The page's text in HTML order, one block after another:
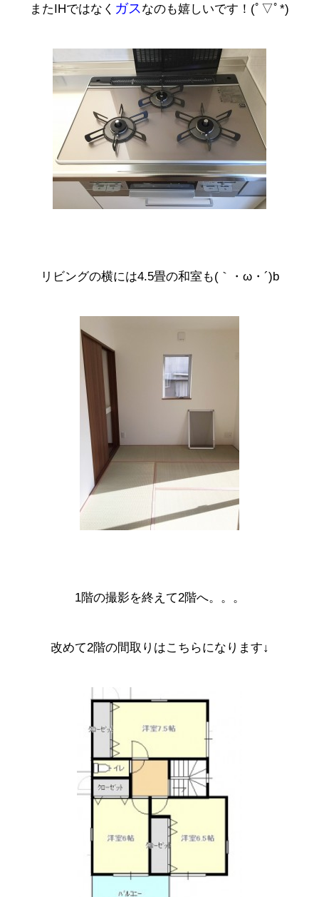
またIHではなく ガス なのも嬉しいです！(ﾟ▽ﾟ*)
リビングの横には4.5畳の和室も(｀・ω・´)b
1階の撮影を終えて2階へ。。。
改めて2階の間取りはこちらになります↓